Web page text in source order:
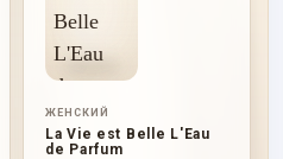
ЖЕНСКИЙ
La Vie est Belle L'Eau
de Parfum